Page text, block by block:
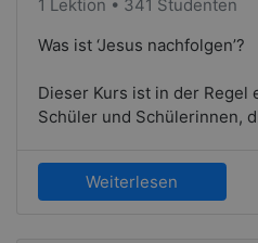
1 Lektion • 341 Studenten
Was ist ‘Jesus nachfolgen’?
Dieser Kurs ist in der Regel
Schüler und Schülerinnen,
Weiterlesen